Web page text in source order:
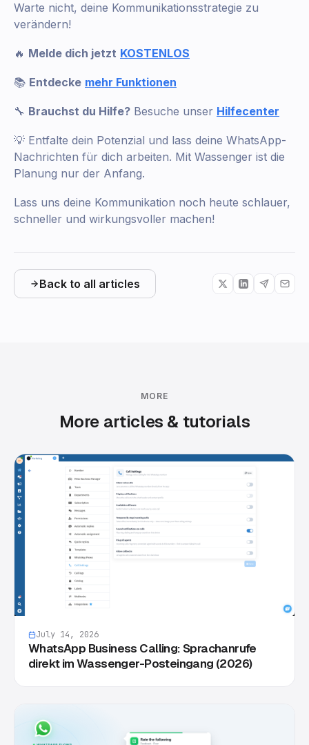
Warte nicht, deine Kommunikationsstrategie zu
verändern!
🔥 Melde dich jetzt KOSTENLOS
📚 Entdecke mehr Funktionen
🔧 Brauchst du Hilfe? Besuche unser Hilfecenter
💡 Entfalte dein Potenzial und lass deine WhatsApp-
Nachrichten für dich arbeiten. Mit Wassenger ist die
Planung nur der Anfang.
Lass uns deine Kommunikation noch heute schlauer,
schneller und wirkungsvoller machen!
Back to all articles
MORE
More articles & tutorials
July 14, 2026
WhatsApp Business Calling: Sprachanrufe
direkt im Wassenger-Posteingang (2026)